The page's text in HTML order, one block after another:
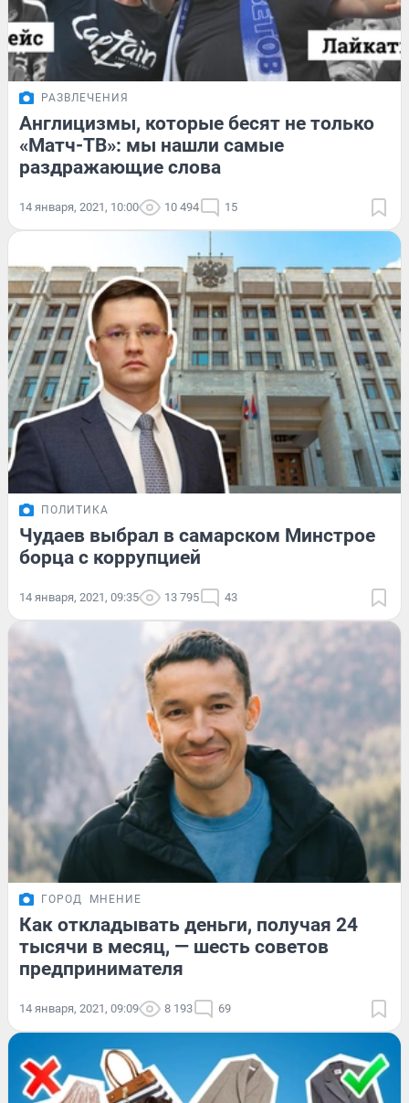
РАЗВЛЕЧЕНИЯ
Англицизмы, которые бесят не только
«Матч-ТВ»: мы нашли самые
раздражающие слова
14 января, 2021, 10:00 10 494 15
ПОЛИТИКА
Чудаев выбрал в самарском Минстрое
борца с коррупцией
14 января, 2021, 09:35 13 795 43
ГОРОД МНЕНИЕ
Как откладывать деньги, получая 24
тысячи в месяц, — шесть советов
предпринимателя
14 января, 2021, 09:09 8 193 69